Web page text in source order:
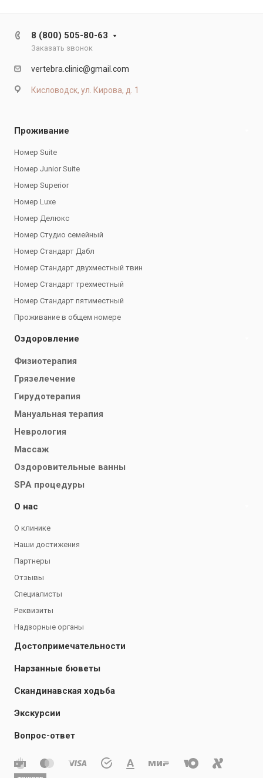
8 (800) 505-80-63
Заказать звонок
vertebra.clinic@gmail.com
Кисловодск, ул. Кирова, д. 1
Проживание
Номер Suite
Номер Junior Suite
Номер Superior
Номер Luxe
Номер Делюкс
Номер Студио семейный
Номер Стандарт Дабл
Номер Стандарт двухместный твин
Номер Стандарт трехместный
Номер Стандарт пятиместный
Проживание в общем номере
Оздоровление
Физиотерапия
Грязелечение
Гирудотерапия
Мануальная терапия
Неврология
Массаж
Оздоровительные ванны
SPA процедуры
О нас
О клинике
Наши достижения
Партнеры
Отзывы
Специалисты
Реквизиты
Надзорные органы
Достопримечательности
Нарзанные бюветы
Скандинавская ходьба
Экскурсии
Вопрос-ответ